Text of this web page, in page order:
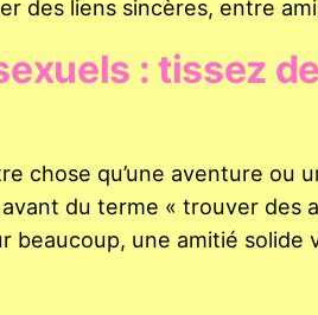
des liens sincères, entre
: tissez
chose qu’une aventure ou
du terme « trouver des
beaucoup, une amitié solide